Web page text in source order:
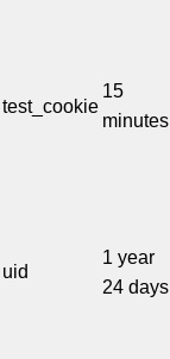
test_cookie
15
minutes
uid
1 year
24 days